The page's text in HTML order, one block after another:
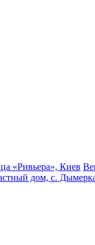
«Ривьера», Киев
дом, с.